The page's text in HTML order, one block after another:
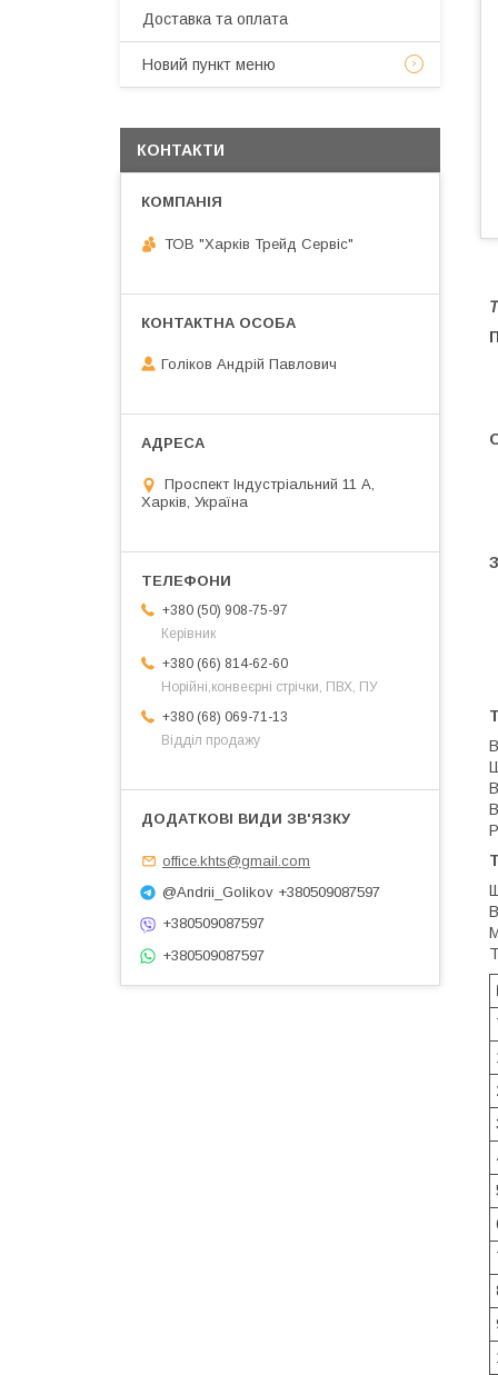
Доставка та оплата
Новий пункт меню
КОНТАКТИ
ТОВ "Харків Трейд Сервіс"
Голіков Андрій Павлович
Проспект Індустріальний 11 А,
Харків, Україна
+380 (50) 908-75-97
Керівник
+380 (66) 814-62-60
Норійні,конвеєрні стрічки, ПВХ, ПУ
+380 (68) 069-71-13
Відділ продажу
office.khts@gmail.com
@Andrii_Golikov +380509087597
+380509087597
+380509087597